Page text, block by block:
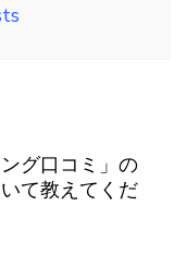
グ口コミ」の
て教えてくだ